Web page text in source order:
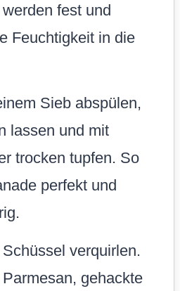
fest und
Feuchtigkeit in die
Sieb abspülen,
lassen und mit
trocken tupfen. So
perfekt und
verquirlen.
gehackte